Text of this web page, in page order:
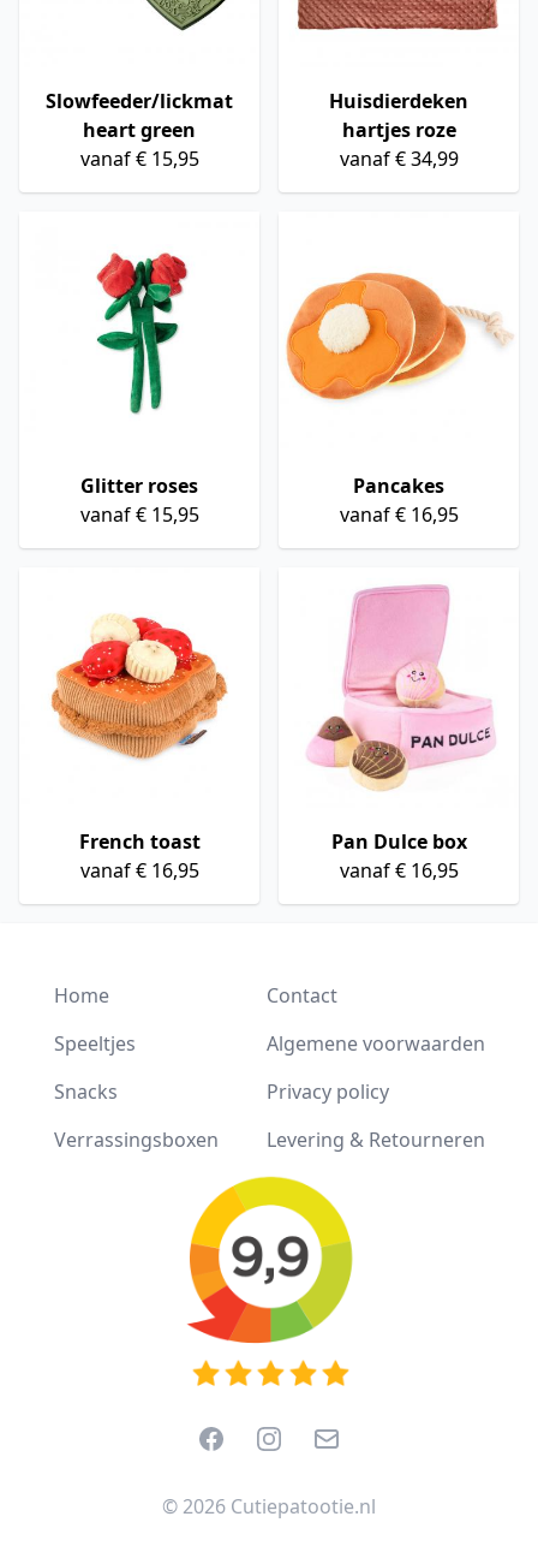
Slowfeeder/lickmat
heart green
vanaf € 15,95
Huisdierdeken
hartjes roze
vanaf € 34,99
Glitter roses
vanaf € 15,95
Pancakes
vanaf € 16,95
French toast
vanaf € 16,95
Pan Dulce box
vanaf € 16,95
Home
Speeltjes
Snacks
Verrassingsboxen
Contact
Algemene voorwaarden
Privacy policy
Levering & Retourneren
FacebookInstagram
Email
© 2026 Cutiepatootie.nl